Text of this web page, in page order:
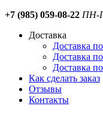
+7 (985) 059-08-22 ПН-
Доставка
Доставка
Доставка
Доставка
Как сделать заказ
Отзывы
Контакты